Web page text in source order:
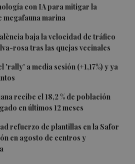
con IA para mitigar la
marina
baja la velocidad de tráfico
rosa tras las quejas vecinales
'rally' a media sesión (+1,17%) y ya
recibe el 18,2 % de población
en últimos 12 meses
refuerzo de plantillas en la Safor
en agosto de centros y